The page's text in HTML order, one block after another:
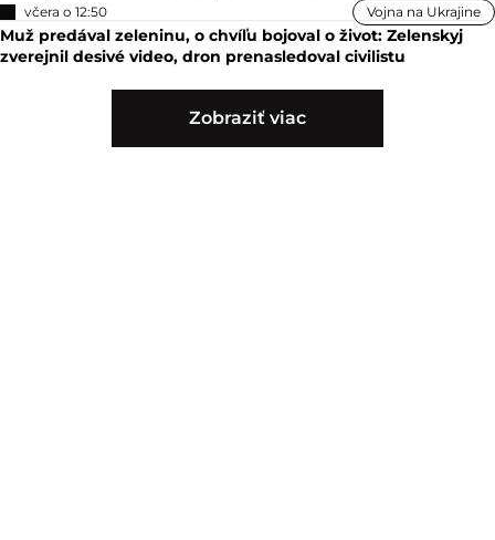
včera o 12:50 Vojna na Ukrajine
Muž predával zeleninu, o chvíľu bojoval o život: Zelenskyj
zverejnil desivé video, dron prenasledoval civilistu
Zobraziť viac